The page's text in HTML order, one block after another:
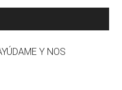
Y NOS